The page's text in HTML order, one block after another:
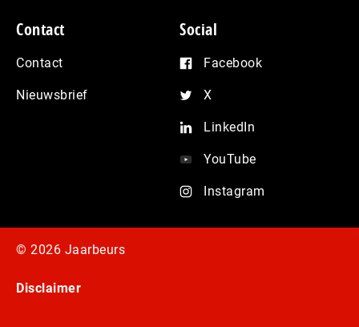
Contact
Contact
Nieuwsbrief
Social
Facebook
X
LinkedIn
YouTube
Instagram
© 2026 Jaarbeurs
Disclaimer